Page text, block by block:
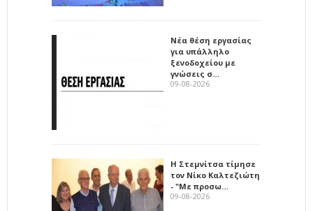
Νέα θέση εργασίας
για υπάλληλο
ξενοδοχείου με
γνώσεις σ…
09-08-2026
Η Στεμνίτσα τίμησε
τον Νίκο Καλτεζιώτη
- "Με προσω…
09-08-2026